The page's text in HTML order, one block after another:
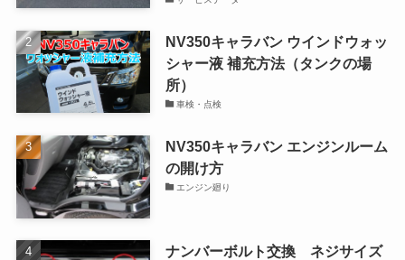
NV350キャラバン ウインドウォッ
シャー液 補充方法（タンクの場
所）
車検・点検
NV350キャラバン エンジンルーム
の開け方
エンジン廻り
ナンバーボルト交換 ネジサイズ